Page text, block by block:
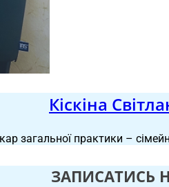
Кіскіна
загальної практики –
ЗАПИСАТИСЬ